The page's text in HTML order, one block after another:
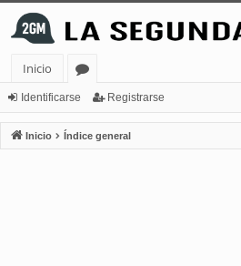
Inicio
or
os
Identificarse Registrarse
Inicio Índice general